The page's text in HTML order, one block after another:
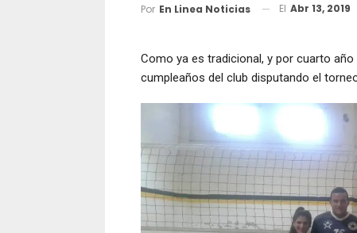
Por En Linea Noticias El Abr 13, 2019
Como ya es tradicional, y por cuarto
cumpleaños del club disputando el torneo